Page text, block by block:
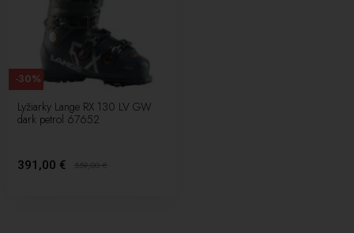
pomôžu vybrať vhodný model a poskytnú vám ďalšie informácie o
výkonových vlastnostiach lyžiarky a lyží.
Lyžiarky Lange RX 130 LV GW
dark petrol 67652
391,00 € 559,00€
-30%